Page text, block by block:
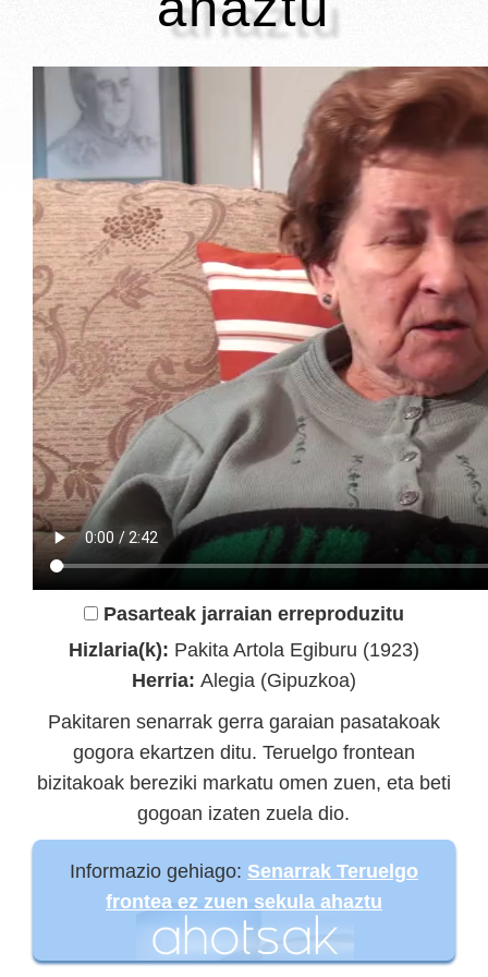
Pasarteak jarraian erreproduzitu
Hizlaria(k): Pakita Artola Egiburu (1923)
Herria: Alegia (Gipuzkoa)
Pakitaren senarrak gerra garaian pasatakoak
gogora ekartzen ditu. Teruelgo frontean
bizitakoak bereziki markatu omen zuen, eta beti
gogoan izaten zuela dio.
Informazio gehiago: Senarrak Teruelgo
frontea ez zuen sekula ahaztu